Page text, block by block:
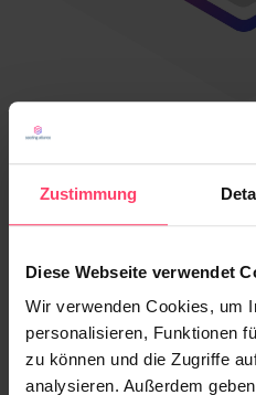
Zustimmung
Diese Webseite verwendet
Wir verwenden Cookies, um
personalisieren, Funktionen
zu können und die Zugriffe
analysieren. Außerdem
Auszug unserer